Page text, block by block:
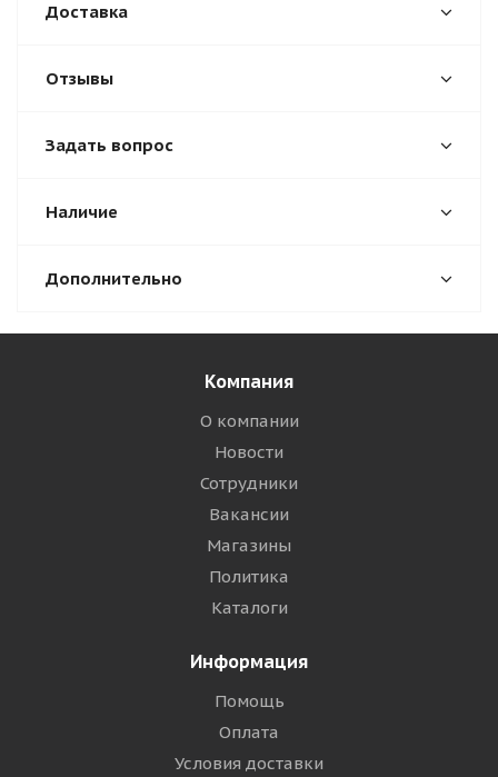
Доставка
Отзывы
Задать вопрос
Наличие
Дополнительно
Компания
О компании
Новости
Сотрудники
Вакансии
Магазины
Политика
Каталоги
Информация
Помощь
Оплата
Условия доставки